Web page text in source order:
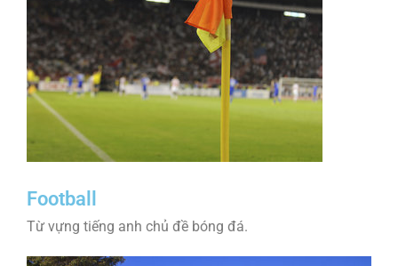
Football
Từ vựng tiếng anh chủ đề bóng đá.